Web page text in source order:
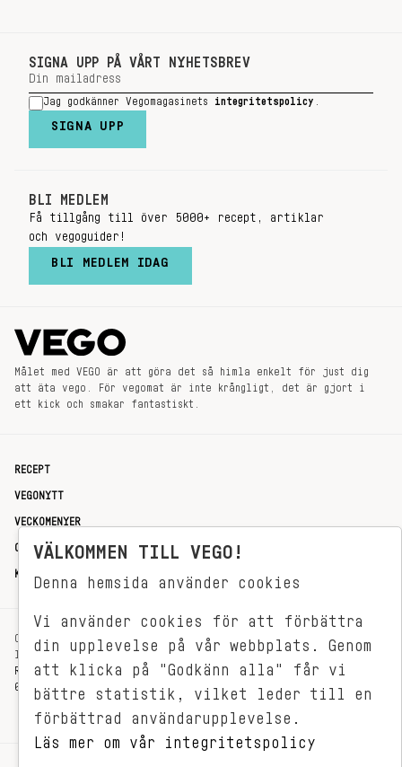
SIGNA UPP PÅ VÅRT NYHETSBREV
Jag godkänner Vegomagasinets integritetspolicy
SIGNA UPP
BLI MEDLEM
Få tillgång till över 5000+ recept, artiklar
och vegoguider!
BLI MEDLEM IDAG
Målet med VEGO är att göra det så himla enkelt för just dig
att äta vego. För vegomat är inte krångligt, det är gjort i
ett kick och smakar fantastiskt.
RECEPT
VEGONYTT
VECKOMENYER
OM OSS
KONTAKT
OXENSTIERNSGATAN 33
114 27 STOCKHOLM
REDAKTIONEN@VEGOMAGASINET.SE
08-799 62 01
VÄLKOMMEN TILL VEGO!
Denna hemsida använder cookies
Vi använder cookies för att förbättra
din upplevelse på vår webbplats. Genom
att klicka på "Godkänn alla" får vi
bättre statistik, vilket leder till en
förbättrad användarupplevelse.
Läs mer om vår integritetspolicy